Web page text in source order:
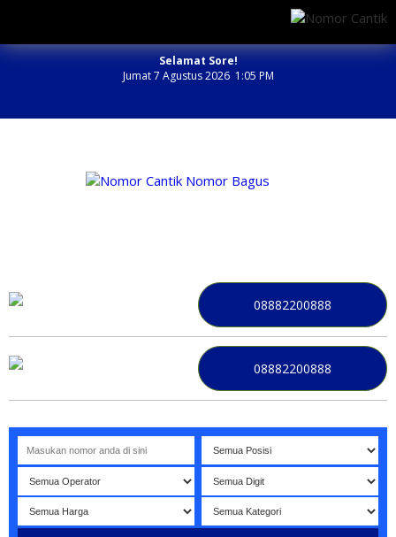
Selamat Sore!
Jumat 7 Agustus 2026 1:05 PM
08882200888
08882200888